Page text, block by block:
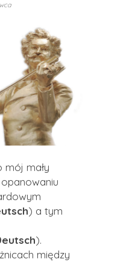
mój mały
) a tym
).
między